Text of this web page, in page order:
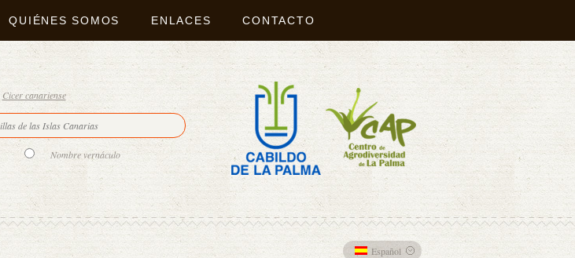
QUIÉNES SOMOS ENLACES CONTACTO
Cicer canariense
Nombre vernáculo
Español